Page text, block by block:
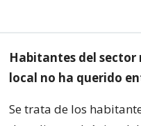
Habitantes del
local no ha querido
Se trata de los